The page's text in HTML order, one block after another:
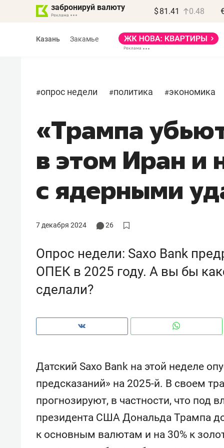
забронируй валюту $ 81.41 0.48
Казань Закамье
#опрос недели #политика #экономика
«Трампа
в этом Иран и
с ядерными
7 декабря 2024 26
Опрос недели: Saxo Bank
ОПЕК в 2025 году. А вы бы
сделали?
Датский Saxo Bank на этой неделе
предсказаний» на 2025-й. В своем
прогнозируют, в частности, что под
президента США Дональда Трампа
к основным валютам и на 30% к
Василь Мазитов
МАРТ
«Не зная местных
потерять минимум
полгода»
Как бизнесу выйти на зарубежные
Рекомендуем
Как ГК «МИР ГРУПП» и ВТБ
создают оазис жилого
150
ID